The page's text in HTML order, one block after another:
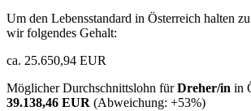
Um den Lebensstandard in Österreich halten
wir folgendes Gehalt:
ca. 25.650,94 EUR
Möglicher Durchschnittslohn fürDreher/in in
39.138,46 EUR (Abweichung: +53%)